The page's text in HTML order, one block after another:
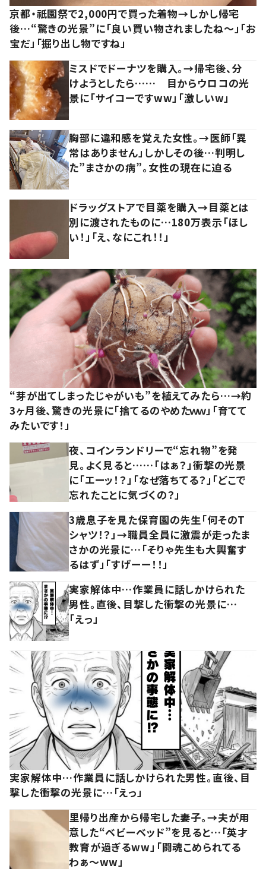
京都・祇園祭で2,000円で買った着物→しかし帰宅
後…“驚きの光景”に「良い買い物されましたね～」「お
宝だ」「掘り出し物ですね」
ミスドでドーナツを購入。→帰宅後、分
けようとしたら…… 目からウロコの光
景に「サイコーですww」「激しいw」
胸部に違和感を覚えた女性。→医師「異
常はありません」しかしその後…判明し
た”まさかの病”。女性の現在に迫る
ドラッグストアで目薬を購入→目薬とは
別に渡されたものに…180万表示「ほし
い！」「え、なにこれ！！」
“芽が出てしまったじゃがいも”を植えてみたら…→約
3ヶ月後、驚きの光景に「捨てるのやめたｗｗ」「育てて
みたいです！」
夜、コインランドリーで“忘れ物”を発
見。よく見ると……「はぁ？」衝撃の光景
に「エーッ！？」「なぜ落ちてる？」「どこで
忘れたことに気づくの？」
3歳息子を見た保育園の先生「何そのT
シャツ！？」→職員全員に激震が走ったま
さかの光景に…「そりゃ先生も大興奮す
るはず」「すげーー！！」
実家解体中…作業員に話しかけられた
男性。直後、目撃した衝撃の光景に…
「えっ」
実家解体中…作業員に話しかけられた男性。直後、目
撃した衝撃の光景に…「えっ」
里帰り出産から帰宅した妻子。→夫が用
意した“ベビーベッド”を見ると…「英才
教育が過ぎるww」「闘魂こめられてる
わぁ～ww」